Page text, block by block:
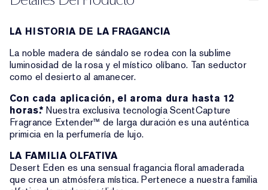
LA HISTORIA DE LA FRAGANCIA
La noble madera de sándalo se rodea con la sublime
luminosidad de la rosa y el místico olíbano. Tan seductor
como el desierto al amanecer.
Con cada aplicación, el aroma dura hasta 12
horas.* Nuestra exclusiva tecnología ScentCapture
Fragrance Extender™ de larga duración es una auténtica
primicia en la perfumería de lujo.
LA FAMILIA OLFATIVA
Desert Eden es una sensual fragancia floral amaderada
que crea un atmósfera mística. Pertenece a nuestra familia